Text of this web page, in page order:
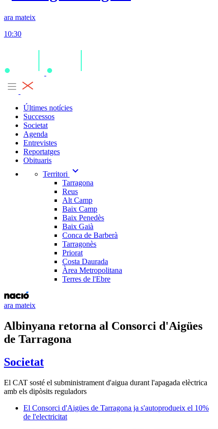
ara mateix
10:30
Últimes notícies
Successos
Societat
Agenda
Entrevistes
Reportatges
Obituaris
Territori
expand_more
Tarragona
Reus
Alt Camp
Baix Camp
Baix Penedès
Baix Gaià
Conca de Barberà
Tarragonès
Priorat
Costa Daurada
Àrea Metropolitana
Terres de l'Ebre
ara mateix
Albinyana retorna al Consorci d'Aigües
de Tarragona
Societat
El CAT sosté el subministrament d'aigua durant l'apagada elèctrica
amb els dipòsits reguladors
El Consorci d'Aigües de Tarragona ja s'autoprodueix el 10%
de l'electricitat